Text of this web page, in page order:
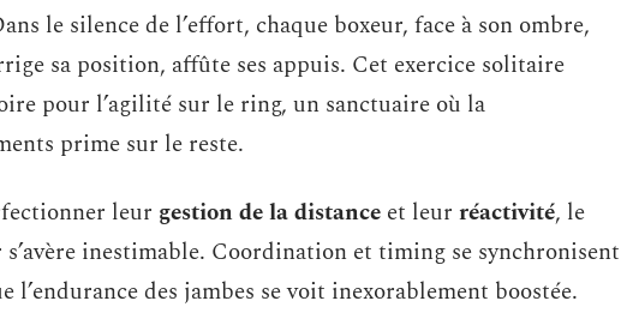
le silence de l’effort, chaque boxeur, face à son ombre,
sa position, affûte ses appuis. Cet exercice solitaire
pour l’agilité sur le ring, un sanctuaire où la
prime sur le reste.
leur gestion de la distance et leur réactivité, le
inestimable. Coordination et timing se synchronisent
l’endurance des jambes se voit inexorablement boostée.